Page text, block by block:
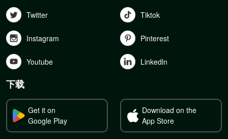
Twitter Tiktok
Instagram Pinterest
Youtube Linkedln
下载
Get it on
Google Play
Download on the
App Store